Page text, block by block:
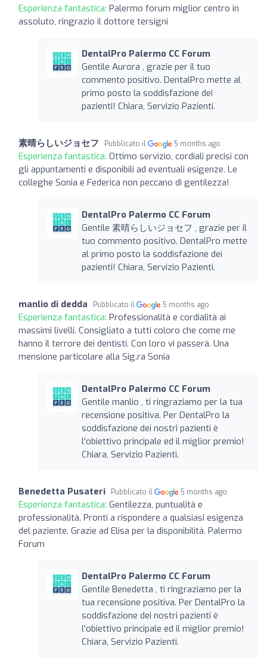
Esperienza fantastica: Palermo forum miglior centro in
assoluto, ringrazio il dottore tersigni
DentalPro Palermo CC Forum
Gentile Aurora , grazie per il tuo
commento positivo. DentalPro mette al
primo posto la soddisfazione dei
pazienti! Chiara, Servizio Pazienti.
素晴らしいジョセフ Pubblicato il 5 months ago
Esperienza fantastica: Ottimo servizio, cordiali precisi con
gli appuntamenti e disponibili ad eventuali esigenze. Le
colleghe Sonia e Federica non peccano di gentilezza!
DentalPro Palermo CC Forum
Gentile 素晴らしいジョセフ , grazie per il
tuo commento positivo. DentalPro mette
al primo posto la soddisfazione dei
pazienti! Chiara, Servizio Pazienti.
manlio di dedda Pubblicato il 5 months ago
Esperienza fantastica: Professionalità e cordialità ai
massimi livelli. Consigliato a tutti coloro che come me
hanno il terrore dei dentisti. Con loro vi passerà. Una
mensione particolare alla Sig.ra Sonia
DentalPro Palermo CC Forum
Gentile manlio , ti ringraziamo per la tua
recensione positiva. Per DentalPro la
soddisfazione dei nostri pazienti è
l'obiettivo principale ed il miglior premio!
Chiara, Servizio Pazienti.
Benedetta Pusateri Pubblicato il 5 months ago
Esperienza fantastica: Gentilezza, puntualità e
professionalità. Pronti a rispondere a qualsiasi esigenza
del paziente. Grazie ad Elisa per la disponibilità. Palermo
Forum
DentalPro Palermo CC Forum
Gentile Benedetta , ti ringraziamo per la
tua recensione positiva. Per DentalPro la
soddisfazione dei nostri pazienti è
l'obiettivo principale ed il miglior premio!
Chiara, Servizio Pazienti.